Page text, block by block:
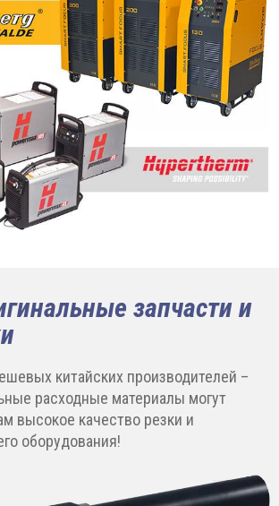
запчасти и
китайских производителей –
расходные материалы могут
высокое качество резки и
оборудования!